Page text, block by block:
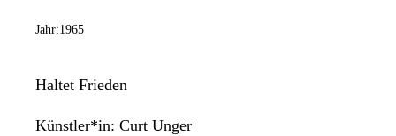
Jahr:1965
Haltet Frieden
Künstler*in: Curt Unger